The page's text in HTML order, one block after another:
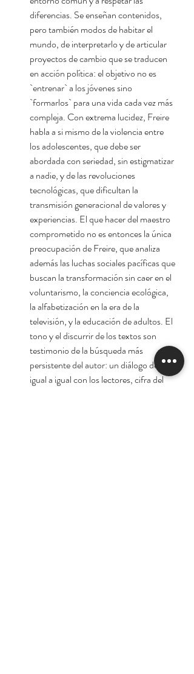
diferencias. Se enseñan contenidos,
pero también modos de habitar el
mundo, de interpretarlo y de articular
proyectos de cambio que se traducen
en acción política: el objetivo no es
`entrenar` a los jóvenes sino
`formarlos` para una vida cada vez más
compleja. Con extrema lucidez, Freire
habla a si mismo de la violencia entre
los adolescentes, que debe ser
abordada con seriedad, sin estigmatizar
a nadie, y de las revoluciones
tecnológicas, que dificultan la
transmisión generacional de valores y
experiencias. El que hacer del maestro
comprometido no es entonces la única
preocupación de Freire, que analiza
además las luchas sociales pacíficas que
buscan la transformación sin caer en el
voluntarismo, la conciencia ecológica,
la alfabetización en la era de la
televisión, y la educación de adultos. El
tono y el discurrir de los textos son
testimonio de la búsqueda más
persistente del autor: un diálogo de
igual a igual con los lectores, cifra del